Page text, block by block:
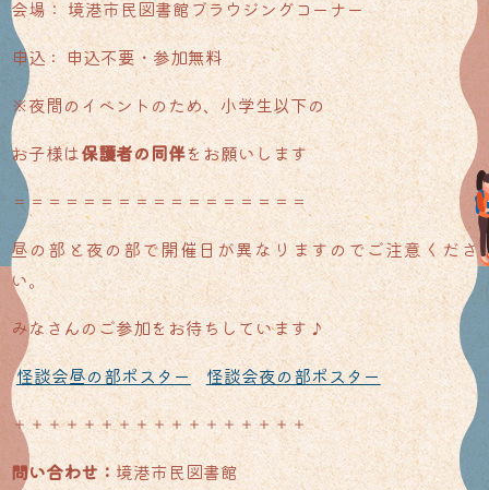
会場： 境港市民図書館ブラウジングコーナー
申込: 申込不要・参加無料
※夜間のイベントのため、小学生以下の
お子様は保護者の同伴をお願いします
＝＝＝＝＝＝＝＝＝＝＝＝＝＝＝＝＝
昼の部と夜の部で開催日が異なりますのでご注意くださ
い。
みなさんのご参加をお待ちしています♪
怪談会昼の部ポスター
怪談会夜の部ポスター
＋＋＋＋＋＋＋＋＋＋＋＋＋＋＋＋＋
問い合わせ：境港市民図書館